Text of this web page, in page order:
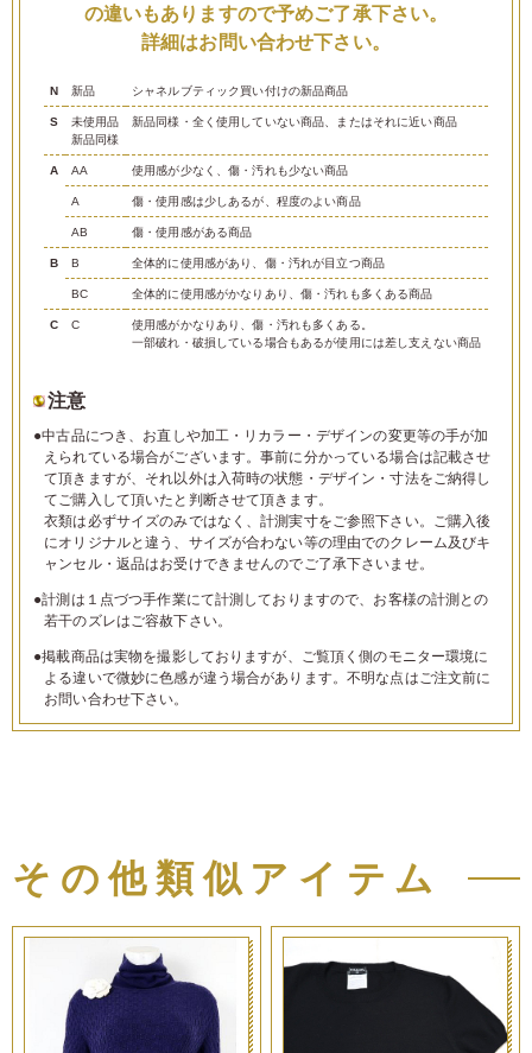
の違いもありますので予めご了承下さい。
詳細はお問い合わせ下さい。
N 新品 シャネルブティック買い付けの新品商品
S
未使用品
新品同様
新品同様・全く使用していない商品、またはそれに近い商品
A AA 使用感が少なく、傷・汚れも少ない商品
A 傷・使用感は少しあるが、程度のよい商品
AB 傷・使用感がある商品
B B 全体的に使用感があり、傷・汚れが目立つ商品
BC 全体的に使用感がかなりあり、傷・汚れも多くある商品
C C
使用感がかなりあり、傷・汚れも多くある。
一部破れ・破損している場合もあるが使用には差し支えない商品
注意
●中古品につき、お直しや加工・リカラー・デザインの変更等の手が加
えられている場合がございます。事前に分かっている場合は記載させ
て頂きますが、それ以外は入荷時の状態・デザイン・寸法をご納得し
てご購入して頂いたと判断させて頂きます。
衣類は必ずサイズのみではなく、計測実寸をご参照下さい。ご購入後
にオリジナルと違う、サイズが合わない等の理由でのクレーム及びキ
ャンセル・返品はお受けできませんのでご了承下さいませ。
●計測は１点づつ手作業にて計測しておりますので、お客様の計測との
若干のズレはご容赦下さい。
●掲載商品は実物を撮影しておりますが、ご覧頂く側のモニター環境に
よる違いで微妙に色感が違う場合があります。不明な点はご注文前に
お問い合わせ下さい。
その他類似アイテム